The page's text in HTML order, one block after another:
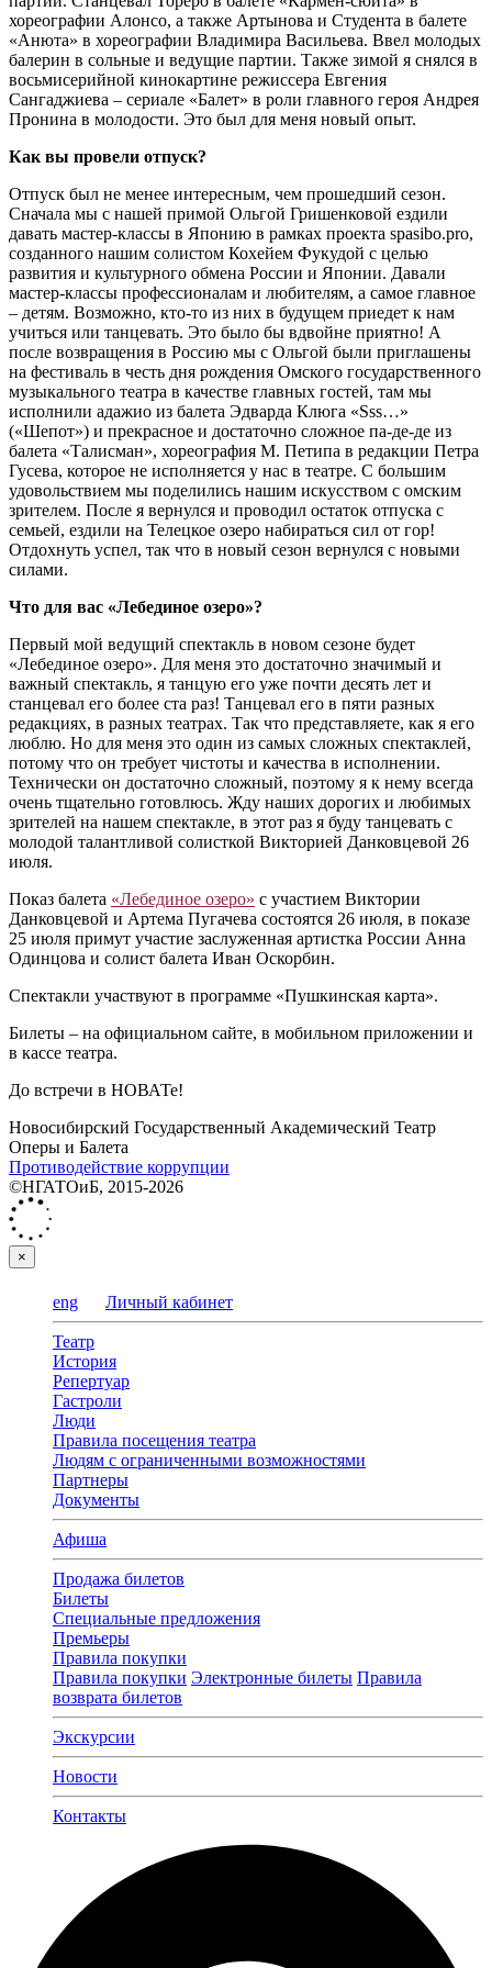
хореографии Алонсо, а также Артынова и Студента в балете
«Анюта» в хореографии Владимира Васильева. Ввел молодых
балерин в сольные и ведущие партии. Также зимой я снялся в
восьмисерийной кинокартине режиссера Евгения
Сангаджиева – сериале «Балет» в роли главного героя Андрея
Пронина в молодости. Это был для меня новый опыт.
Как вы провели отпуск?
Отпуск был не менее интересным, чем прошедший сезон.
Сначала мы с нашей примой Ольгой Гришенковой ездили
давать мастер-классы в Японию в рамках проекта spasibo.pro,
созданного нашим солистом Кохейем Фукудой с целью
развития и культурного обмена России и Японии. Давали
мастер-классы профессионалам и любителям, а самое главное
– детям. Возможно, кто-то из них в будущем приедет к нам
учиться или танцевать. Это было бы вдвойне приятно! А
после возвращения в Россию мы с Ольгой были приглашены
на фестиваль в честь дня рождения Омского государственного
музыкального театра в качестве главных гостей, там мы
исполнили адажио из балета Эдварда Клюга «Sss…»
(«Шепот») и прекрасное и достаточно сложное па-де-де из
балета «Талисман», хореография М. Петипа в редакции Петра
Гусева, которое не исполняется у нас в театре. С большим
удовольствием мы поделились нашим искусством с омским
зрителем. После я вернулся и проводил остаток отпуска с
семьей, ездили на Телецкое озеро набираться сил от гор!
Отдохнуть успел, так что в новый сезон вернулся с новыми
силами.
Что для вас «Лебединое озеро»?
Первый мой ведущий спектакль в новом сезоне будет
«Лебединое озеро». Для меня это достаточно значимый и
важный спектакль, я танцую его уже почти десять лет и
станцевал его более ста раз! Танцевал его в пяти разных
редакциях, в разных театрах. Так что представляете, как я его
люблю. Но для меня это один из самых сложных спектаклей,
потому что он требует чистоты и качества в исполнении.
Технически он достаточно сложный, поэтому я к нему всегда
очень тщательно готовлюсь. Жду наших дорогих и любимых
зрителей на нашем спектакле, в этот раз я буду танцевать с
молодой талантливой солисткой Викторией Данковцевой 26
июля.
Показ балета «Лебединое озеро» с участием Виктории
Данковцевой и Артема Пугачева состоятся 26 июля, в показе
25 июля примут участие заслуженная артистка России Анна
Одинцова и солист балета Иван Оскорбин.
Спектакли участвуют в программе «Пушкинская карта».
Билеты – на официальном сайте, в мобильном приложении и
в кассе театра.
До встречи в НОВАТе!
Новосибирский Государственный Академический Театр
Оперы и Балета
Противодействие коррупции
©НГАТОиБ, 2015-2026
×
eng Личный кабинет
Театр
История
Репертуар
Гастроли
Люди
Правила посещения театра
Людям с ограниченными возможностями
Партнеры
Документы
Афиша
Продажа билетов
Билеты
Специальные предложения
Премьеры
Правила покупки
Правила покупки Электронные билеты Правила
возврата билетов
Экскурсии
Новости
Контакты